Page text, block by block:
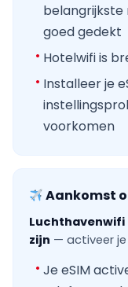
belangrijkste
goed gedekt
Hotelwifi is
Installeer je
voorkomen
Aankomst
Luchthavenwifi
zijn — activeer je
Je eSIM